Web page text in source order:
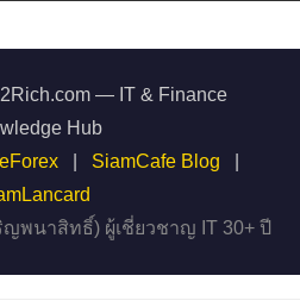
— IT & Finance
Hub
SiamCafe Blog
พนาสิทธิ์) ผู้เชี่ยวชาญ IT 30+ ปี